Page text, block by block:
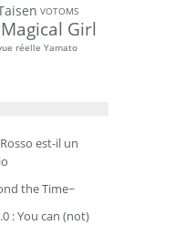
VOTOMS
Magical Girl
réelle Yamato
est-il un
the Time~
: You can (not)